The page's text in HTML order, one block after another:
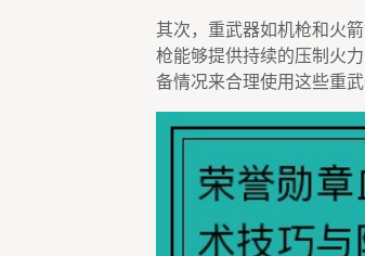
其次，重武器如机枪和火
枪能够提供持续的压制火
备情况来合理使用这些重武